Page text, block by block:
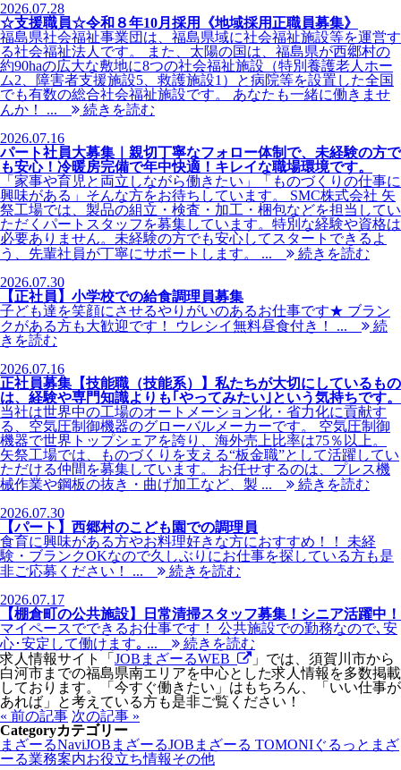
2026.07.28
☆支援職員☆令和８年10月採用《地域採用正職員募集》
福島県社会福祉事業団は、福島県域に社会福祉施設等を運営す
る社会福祉法人です。 また、太陽の国は、福島県が西郷村の
約90haの広大な敷地に8つの社会福祉施設（特別養護老人ホー
ム2、障害者支援施設5、救護施設1）と病院等を設置した全国
でも有数の総合社会福祉施設です。 あなたも一緒に働きませ
んか！ ...
続きを読む
2026.07.16
パート社員大募集｜親切丁寧なフォロー体制で、未経験の方で
も安心！冷暖房完備で年中快適！キレイな職場環境です。
「家事や育児と両立しながら働きたい」「ものづくりの仕事に
興味がある」そんな方をお待ちしています。 SMC株式会社 矢
祭工場では、製品の組立・検査・加工・梱包などを担当してい
ただくパートスタッフを募集しています。特別な経験や資格は
必要ありません。未経験の方でも安心してスタートできるよ
う、先輩社員が丁寧にサポートします。 ...
続きを読む
2026.07.30
【正社員】小学校での給食調理員募集
子ども達を笑顔にさせるやりがいのあるお仕事です★ ブラン
クがある方も大歓迎です！ ウレシイ無料昼食付き！ ...
続
きを読む
2026.07.16
正社員募集【技能職（技能系）】私たちが大切にしているもの
は、経験や専門知識よりも｢やってみたい｣という気持ちです。
当社は世界中の工場のオートメーション化・省力化に貢献す
る、空気圧制御機器のグローバルメーカーです。 空気圧制御
機器で世界トップシェアを誇り、海外売上比率は75％以上。
矢祭工場では、ものづくりを支える“板金職”として活躍してい
ただける仲間を募集しています。 お任せするのは、プレス機
械作業や鋼板の抜き・曲げ加工など、製 ...
続きを読む
2026.07.30
【パート】西郷村のこども園での調理員
食育に興味がある方やお料理好きな方におすすめ！！ 未経
験・ブランクOKなので久しぶりにお仕事を探している方も是
非ご応募ください！ ...
続きを読む
2026.07.17
【棚倉町の公共施設】日常清掃スタッフ募集！シニア活躍中！
マイペースでできるお仕事です！ 公共施設での勤務なので､安
心･安定して働けます｡ ...
続きを読む
求人情報サイト「 JOBまざーるWEB
」では、須賀川市から
白河市までの福島県南エリアを中心とした求人情報を多数掲載
しております。「今すぐ働きたい」はもちろん、「いい仕事が
あれば」と考えている方も是非ご覧ください！
« 前の記事 次の記事 »
Categoryカテゴリー
まざーるNaviJOBまざーるJOBまざーる TOMONIぐるっとまざ
ーる業務案内お役立ち情報その他